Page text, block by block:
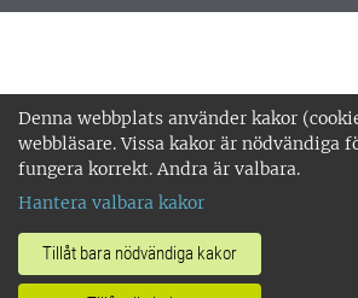
Denna webbplats använder kakor
webbläsare. Vissa kakor är nödvändiga
fungera korrekt. Andra är valbara.
Hantera valbara kakor
Tillåt bara nödvändiga kakor